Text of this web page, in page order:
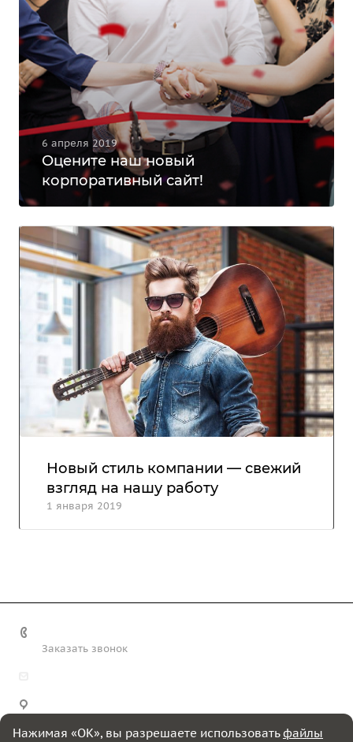
Оцените наш новый
корпоративный сайт!
6 апреля 2019
Новый стиль компании — свежий
взгляд на нашу работу
1 января 2019
Заказать звонок
Нажимая «OK», вы разрешаете использоватьфайлы